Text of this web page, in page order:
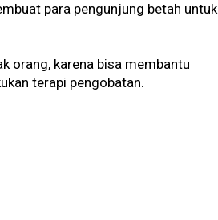
para pengunjung betah untuk
orang, karena bisa membantu
terapi pengobatan.